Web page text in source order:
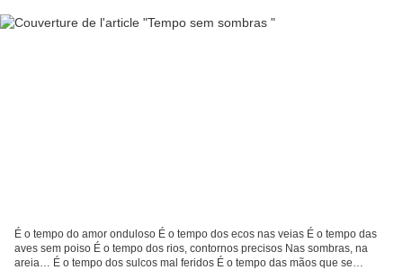
É o tempo do amor onduloso É o tempo dos ecos nas veias É o tempo das
aves sem poiso É o tempo dos rios, contornos precisos Nas sombras, na
areia… É o tempo dos sulcos mal feridos É o tempo das mãos que se